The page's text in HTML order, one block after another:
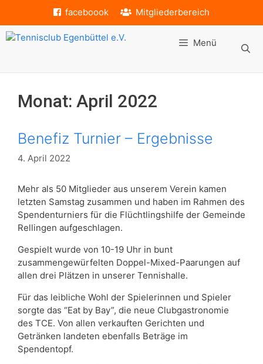
springen
faceboook Mitgliederbereich
Menü
Monat: April 2022
Benefiz Turnier – Ergebnisse
4. April 2022
Mehr als 50 Mitglieder aus unserem Verein kamen
letzten Samstag zusammen und haben im Rahmen des
Spendenturniers für die Flüchtlingshilfe der Gemeinde
Rellingen aufgeschlagen.
Gespielt wurde von 10-19 Uhr in bunt
zusammengewürfelten Doppel-Mixed-Paarungen auf
allen drei Plätzen in unserer Tennishalle.
Für das leibliche Wohl der Spielerinnen und Spieler
sorgte das “Eat by Bay”, die neue Clubgastronomie
des TCE. Von allen verkauften Gerichten und
Getränken landeten ebenfalls Beträge im
Spendentopf.